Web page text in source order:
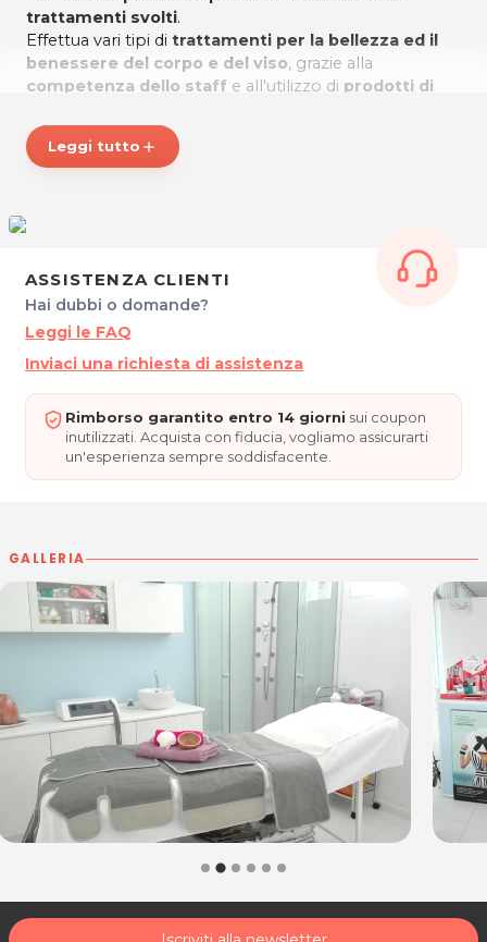
trattamenti svolti.
Effettua vari tipi di trattamenti per la bellezza ed il
benessere del corpo e del viso, grazie alla
competenza dello staff e all'utilizzo di prodotti di
Servizi del centro estetico:
Smalto semipermanente
Ricostruzione unghie
Pulizia viso
Trattamenti specifici viso
Trattamenti viso e corpo con ultrasuono
Massaggi
Stone massage
Colorazione sopracciglia
Concediti le giuste attenzioni per te stessa o te stesso,
Tania ti aspetta per regalarti momenti di puro
benessere con i suoi trattamenti professionali!
ORARI
Giovedì: 9.00 – 13.00 / 15.00 – 19.30
Venerdì: 9.00 – 18.30
Leggi tutto add
ASSISTENZA CLIENTI
Hai dubbi o domande?
Leggi le FAQ
Inviaci una richiesta di assistenza
Rimborso garantito entro 14 giorni sui coupon
inutilizzati. Acquista con fiducia, vogliamo assicurarti
un'esperienza sempre soddisfacente.
GALLERIA